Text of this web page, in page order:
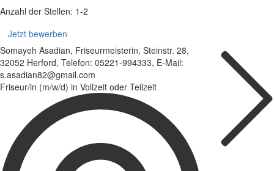
Anzahl der Stellen: 1-2
Jetzt bewerben
Somayeh Asadian, Friseurmeisterin, Steinstr. 28,
32052 Herford, Telefon: 05221-994333, E-Mail:
s.asadian82@gmail.com
Friseur/in (m/w/d) in Vollzeit oder Teilzeit